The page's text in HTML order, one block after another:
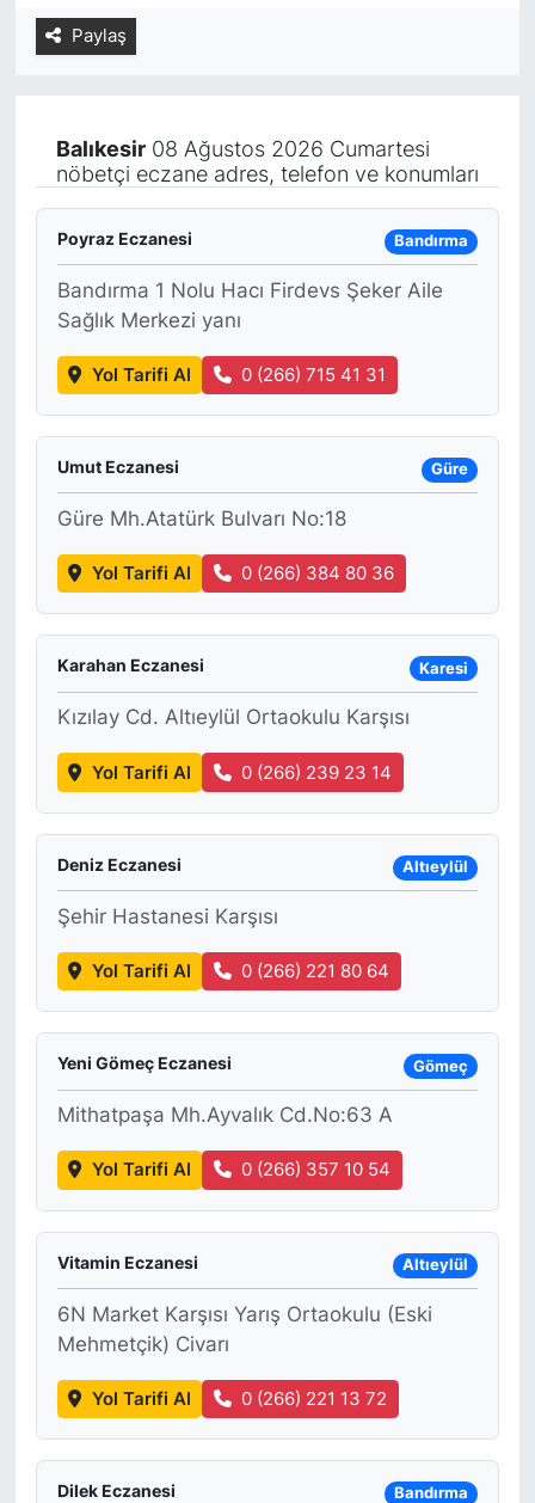
Paylaş
Balıkesir08 Ağustos 2026 Cumartesi
nöbetçi eczane adres, telefon ve konumları
Poyraz Eczanesi Bandırma
Bandırma 1 Nolu Hacı Firdevs Şeker Aile
Sağlık Merkezi yanı
Yol Tarifi Al 0 (266) 715 41 31
Umut Eczanesi Güre
Güre Mh.Atatürk Bulvarı No:18
Yol Tarifi Al 0 (266) 384 80 36
Karahan Eczanesi Karesi
Kızılay Cd. Altıeylül Ortaokulu Karşısı
Yol Tarifi Al 0 (266) 239 23 14
Deniz Eczanesi Altıeylül
Şehir Hastanesi Karşısı
Yol Tarifi Al 0 (266) 221 80 64
Yeni Gömeç Eczanesi Gömeç
Mithatpaşa Mh.Ayvalık Cd.No:63 A
Yol Tarifi Al 0 (266) 357 10 54
Vitamin Eczanesi Altıeylül
6N Market Karşısı Yarış Ortaokulu (Eski
Mehmetçik) Civarı
Yol Tarifi Al 0 (266) 221 13 72
Dilek Eczanesi Bandırma
Yurt Dışı Fuarlar
Spor
KÜLTÜR SANAT
SAVUNMA SANAYİ
FUAR HABERLERİ
FUAR TAKVİMİ
FUAR RAPORU
FESTİVAL HABERLERİ
FESTİVAL TAKVİMİ
KONGRE HABERLERİ
KONGRE TAKVİMİ
RÖPORTAJLAR
BİYOGRAFİLER